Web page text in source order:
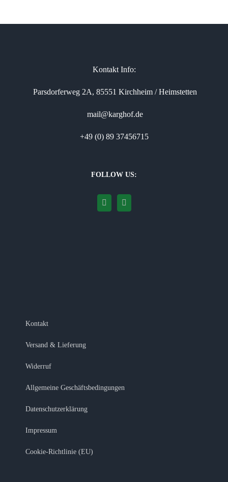
Kontakt Info:
Parsdorferweg 2A, 85551 Kirchheim / Heimstetten
mail@karghof.de
+49 (0) 89 37456715
FOLLOW US:
Kontakt
Versand & Lieferung
Widerruf
Allgemeine Geschäftsbedingungen
Datenschutzerklärung
Impressum
Cookie-Richtlinie (EU)